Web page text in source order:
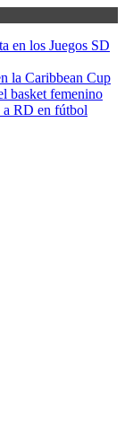
en los Juegos SD
la Caribbean Cup
basket femenino
a RD en fútbol